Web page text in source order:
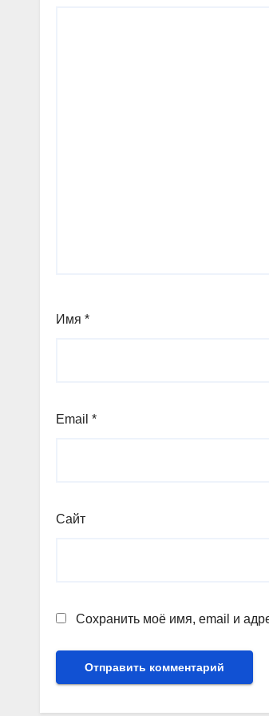
Имя *
Email *
Сайт
Сохранить моё имя, email и